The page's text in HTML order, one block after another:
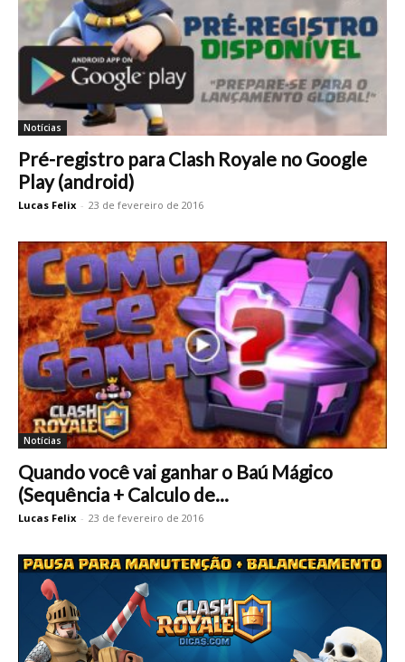
Notícias
Pré-registro para Clash Royale no Google
Play (android)
Lucas Felix - 23 de fevereiro de 2016
Notícias
Quando você vai ganhar o Baú Mágico
(Sequência + Calculo de...
Lucas Felix - 23 de fevereiro de 2016